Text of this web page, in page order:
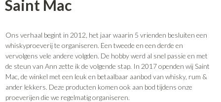
Saint Mac
Ons verhaal begint in 2012, het jaar waarin 5 vrienden besluiten een
whiskyproeverij te organiseren. Een tweede en een derde en
vervolgens vele andere volgden. De hobby werd al snel passie en met
de steun van Ann zette ik de volgende stap. In 2017 openden wij Saint
Mac, de winkel met een leuk en betaalbaar aanbod van whisky, rum &
ander lekkers. Deze producten komen ook aan bod tijdens onze
proeverijen die we regelmatig organiseren.